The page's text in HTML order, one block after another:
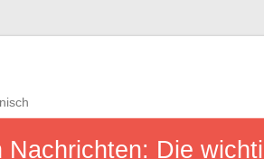
Nachrichten: Die